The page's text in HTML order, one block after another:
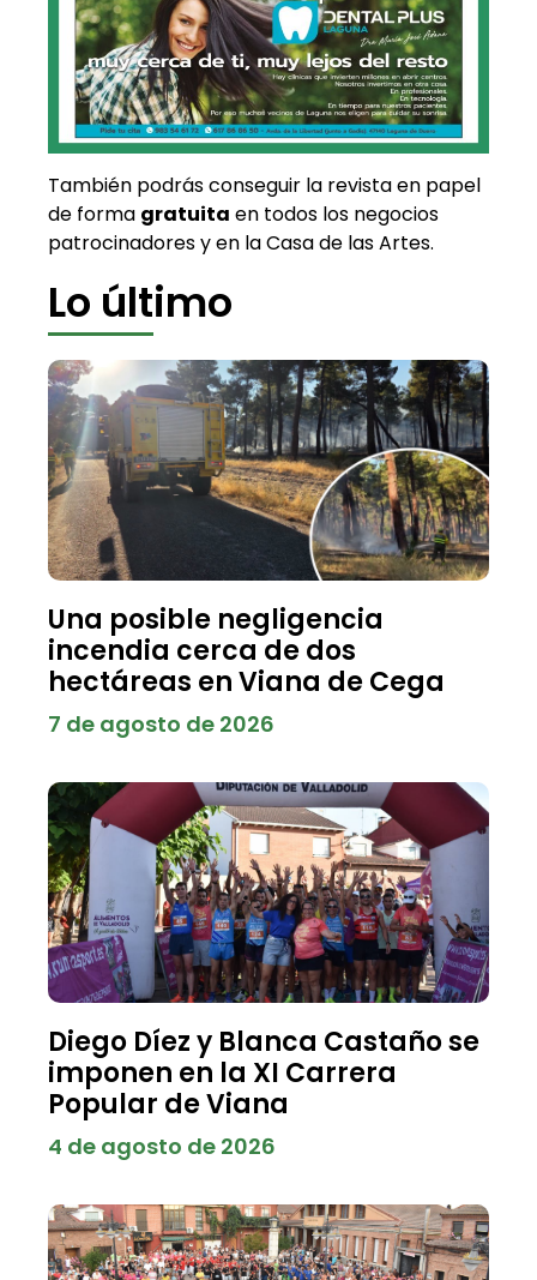
También podrás conseguir la revista en papel
de forma gratuita en todos los negocios
patrocinadores y en la Casa de las Artes.
Lo último
Una posible negligencia
incendia cerca de dos
hectáreas en Viana de Cega
7 de agosto de 2026
Diego Díez y Blanca Castaño se
imponen en la XI Carrera
Popular de Viana
4 de agosto de 2026